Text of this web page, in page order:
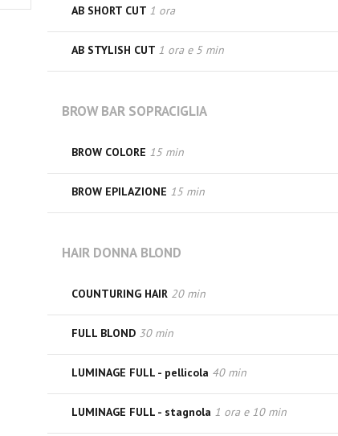
AB SHORT CUT 1 ora
AB STYLISH CUT 1 ora e 5 min
BROW BAR SOPRACIGLIA
BROW COLORE 15 min
BROW EPILAZIONE 15 min
HAIR DONNA BLOND
COUNTURING HAIR 20 min
FULL BLOND 30 min
LUMINAGE FULL - pellicola 40 min
LUMINAGE FULL - stagnola 1 ora e 10 min